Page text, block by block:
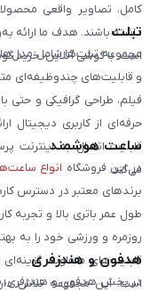
کامل، تصاویر واقعی
داشته باشند. هدف ما ارائه
است. با گوشی آنلاین، خرید
تبلت
مجموعه تبلت‌ها شامل
و قابلیت‌های چندوظیفه‌ای
فیلم، طراحی گرافیکی و حتی
حرفه‌ای از کاربری دیجیتال
قابلیت اتصال به اینترنت
می‌کند.
ساعت هوشمند
در این فروشگاه انواع
برندهای معتبر در دسترس
طول عمر باتری بالا و تجربه
روزمره و ورزشی خود را به
قابلیت‌های متفاوت،
است. این مجموعه تلاش
هدفون و هندزفری
در بخش هدفون و هندزفری،